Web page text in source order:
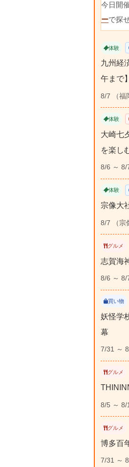
今日開
ーで探
体験
九州経
午まで】
8/7 （福
体験
大崎七
を楽し
8/6 ～ 8/
体験
宗像大
8/7 （宗
グルメ
志賀海
8/6 ～ 8/
買い物
妖怪学
幕
7/31 ～
グルメ
8/5 ～ 8/
グルメ
博多百
7/31 ～